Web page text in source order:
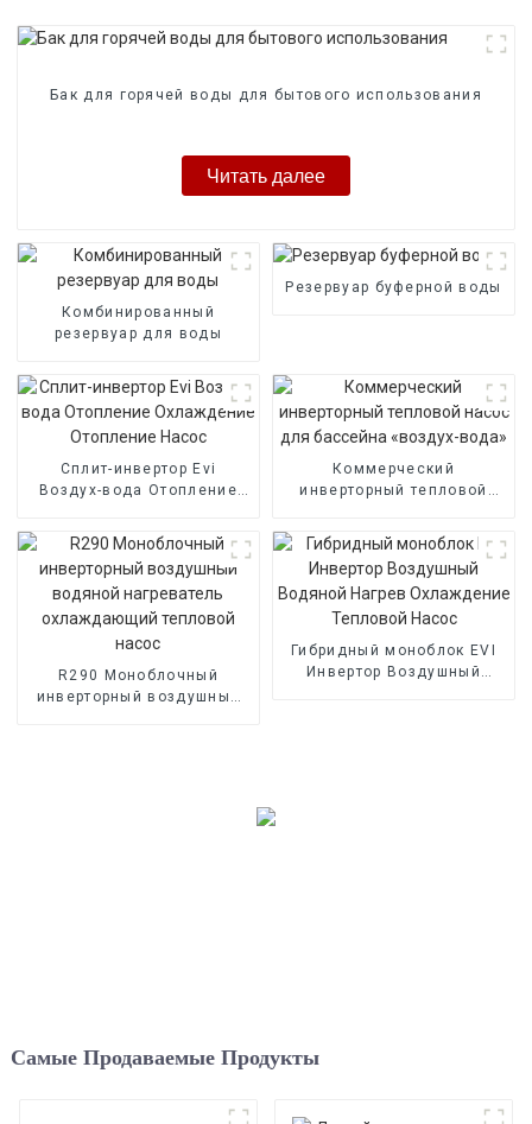
Бак для горячей воды для бытового использования
Читать далее
Комбинированный
резервуар для воды
Резервуар буферной воды
Сплит-инвертор Evi
Воздух-вода Отопление
Насос
Коммерческий
инверторный тепловой
«воздух-вода»
R290 Моноблочный
инверторный воздушный
Гибридный моноблок EVI
Инвертор Воздушный
Самые Продаваемые Продукты